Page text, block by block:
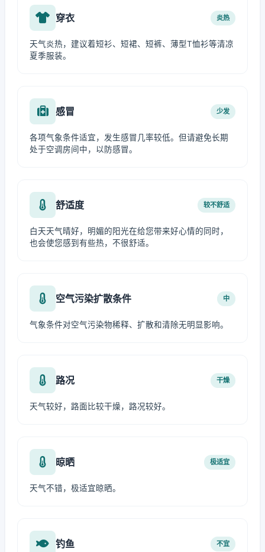
穿衣 炎热
天气炎热，建议着短衫、短裙、短裤、薄型T恤衫等清凉
夏季服装。
感冒 少发
各项气象条件适宜，发生感冒几率较低。但请避免长期
处于空调房间中，以防感冒。
舒适度 较不舒适
白天天气晴好，明媚的阳光在给您带来好心情的同时，
也会使您感到有些热，不很舒适。
空气污染扩散条件 中
气象条件对空气污染物稀释、扩散和清除无明显影响。
路况 干燥
天气较好，路面比较干燥，路况较好。
晾晒 极适宜
天气不错，极适宜晾晒。
钓鱼 不宜